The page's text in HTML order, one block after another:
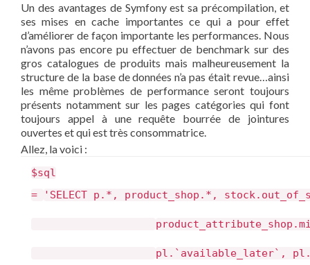
Un des avantages de Symfony est sa précompilation, et
ses mises en cache importantes ce qui a pour effet
d’améliorer de façon importante les performances. Nous
n’avons pas encore pu effectuer de benchmark sur des
gros catalogues de produits mais malheureusement la
structure de la base de données n’a pas était revue…ainsi
les même problèmes de performance seront toujours
présents notamment sur les pages catégories qui font
toujours appel à une requête bourrée de jointures
ouvertes et qui est très consommatrice.
Allez, la voici :
$sql
=
'SELECT p.*, product_shop.*,
pl.`available_later`,